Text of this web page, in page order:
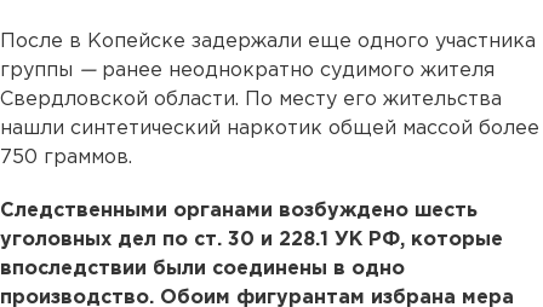
После в Копейске задержали еще одного участника
группы —ранее неоднократно судимого жителя
Свердловской области. По месту его жительства
нашли синтетический наркотик общей массой более
750 граммов.
Следственными органами возбуждено шесть
уголовных дел по ст. 30 и 228.1 УК РФ, которые
впоследствии были соединены в одно
производство. Обоим фигурантам избрана мера